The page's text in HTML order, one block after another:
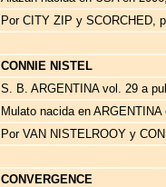
Por CITY ZIP y SCORCHED,
CONNIE NISTEL
S. B. ARGENTINA vol. 29 a
Mulato nacida en
Por VAN NISTELROOY y
CONVERGENCE